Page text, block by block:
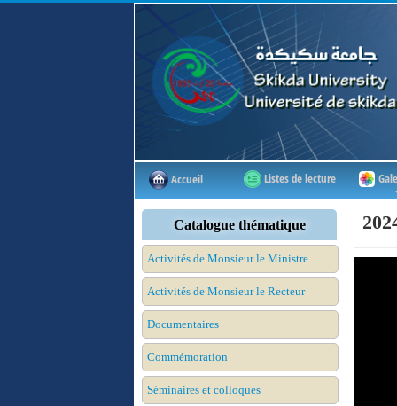
Accueil Listes de lecture
Catalogue thématique
Activités de Monsieur le Ministre
Activités de Monsieur le Recteur
Documentaires
Commémoration
Séminaires et colloques